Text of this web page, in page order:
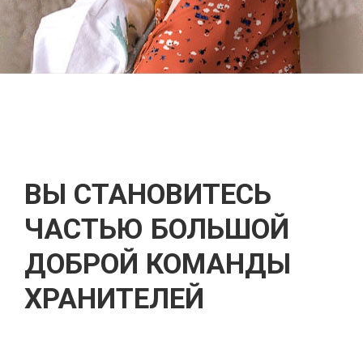
ВЫ СТАНОВИТЕСЬ
ЧАСТЬЮ БОЛЬШОЙ
ДОБРОЙ КОМАНДЫ
ХРАНИТЕЛЕЙ